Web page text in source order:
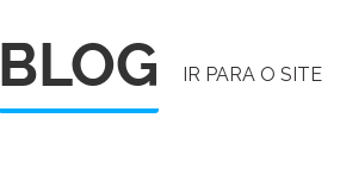
BLOG IR PARA O SITE